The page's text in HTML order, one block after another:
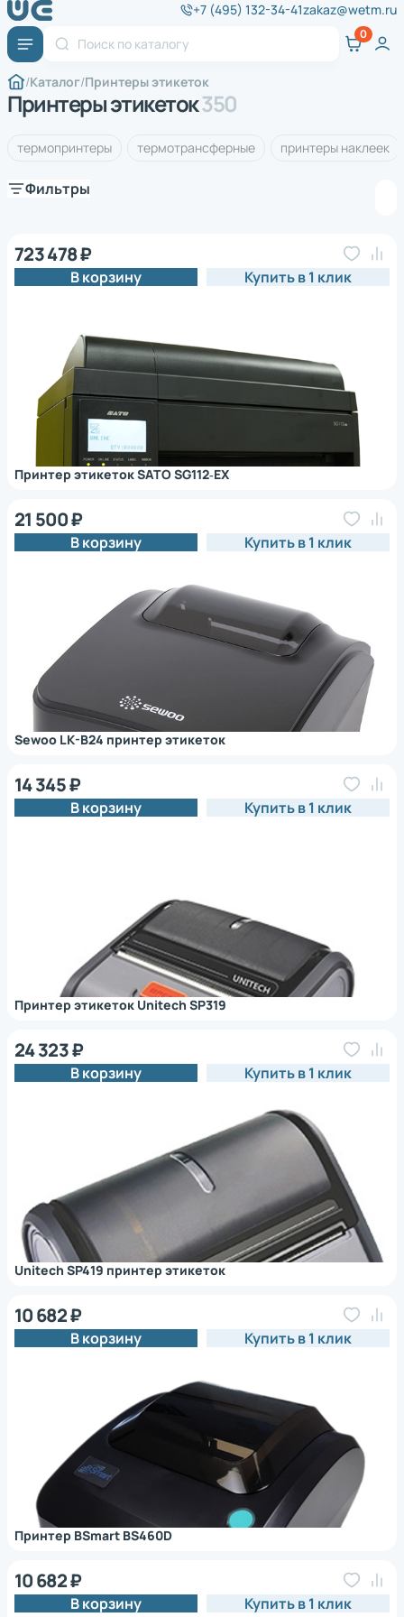
+7 (495) 132-34-41zakaz@wetm.ru
Каталог Принтеры этикеток
Принтеры этикеток350
термопринтеры термотрансферные принтеры наклеек
Фильтры
Принтер этикеток SATO SG112‐EX
723 478 ₽
В корзину Купить в 1 клик
Sewoo LK-B24 принтер этикеток
21 500 ₽
В корзину Купить в 1 клик
Принтер этикеток Unitech SP319
14 345 ₽
В корзину Купить в 1 клик
Unitech SP419 принтер этикеток
24 323 ₽
В корзину Купить в 1 клик
Принтер BSmart BS460D
10 682 ₽
В корзину Купить в 1 клик
10 682 ₽
В корзину Купить в 1 клик